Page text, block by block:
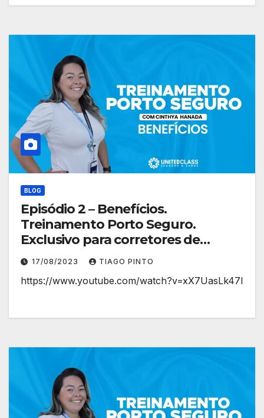
BLOG
Episódio 2 – Benefícios.
Treinamento Porto Seguro.
Exclusivo para corretores de
planos de saúde.
17/08/2023 TIAGO PINTO
https://www.youtube.com/watch?v=xX7UasLk47I